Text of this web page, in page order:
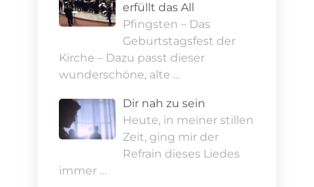
erfüllt das All
Pfingsten – Das
Geburtstagsfest der
Kirche – Dazu passt dieser
wunderschöne, alte …
Dir nah zu sein
Heute, in meiner stillen
Zeit, ging mir der
Refrain dieses Liedes
immer …